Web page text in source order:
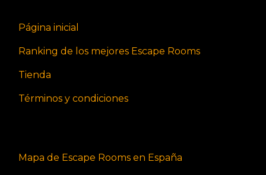
Página inicial
Ranking de los mejores Escape Rooms
Tienda
Términos y condiciones
Mapa de Escape Rooms en España